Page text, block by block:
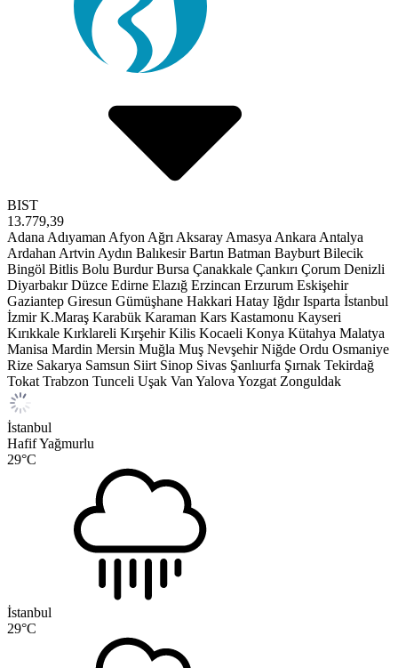
BIST
13.779,39
Adana Adıyaman Afyon Ağrı Aksaray Amasya Ankara Antalya
Ardahan Artvin Aydın Balıkesir Bartın Batman Bayburt Bilecik
Bingöl Bitlis Bolu Burdur Bursa Çanakkale Çankırı Çorum Denizli
Diyarbakır Düzce Edirne Elazığ Erzincan Erzurum Eskişehir
Gaziantep Giresun Gümüşhane Hakkari Hatay Iğdır Isparta İstanbul
İzmir K.Maraş Karabük Karaman Kars Kastamonu Kayseri
Kırıkkale Kırklareli Kırşehir Kilis Kocaeli Konya Kütahya Malatya
Manisa Mardin Mersin Muğla Muş Nevşehir Niğde Ordu Osmaniye
Rize Sakarya Samsun Siirt Sinop Sivas Şanlıurfa Şırnak Tekirdağ
Tokat Trabzon Tunceli Uşak Van Yalova Yozgat Zonguldak
İstanbul
Hafif Yağmurlu
29°C
İstanbul
29°C